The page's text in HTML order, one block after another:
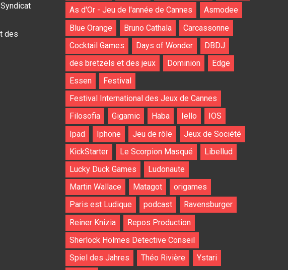
des
As d'Or - Jeu de l'année de Cannes
Asmodee
Blue Orange
Bruno Cathala
Carcassonne
Cocktail Games
Days of Wonder
DBDJ
des bretzels et des jeux
Dominion
Edge
Essen
Festival
Festival International des Jeux de Cannes
Filosofia
Gigamic Haba Iello
IOS
Ipad
Iphone Jeu de rôle
Jeux de Société
KickStarter
Le Scorpion Masqué
Libellud
Lucky Duck Games
Ludonaute
Martin Wallace
Matagot
origames
Paris est Ludique
podcast
Ravensburger
Reiner Knizia
Repos Production
Sherlock Holmes Detective Conseil
Spiel des Jahres
Théo Rivière Ystari